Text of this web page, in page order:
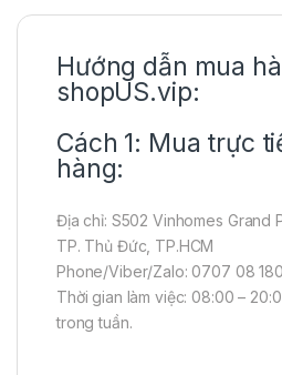
Hướng dẫn mua
shopUS.vip:
Cách 1: Mua trực
hàng:
Địa chỉ: S502 Vinhomes Grand
TP. Thủ Đức, TP.HCM
Phone/Viber/Zalo: 0707 08
Thời gian làm việc: 08:00 –
trong tuần.